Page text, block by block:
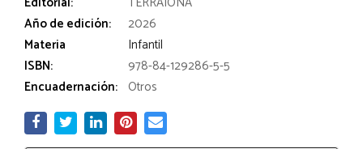
Año de edición:
2026
Materia
Infantil
ISBN:
978-84-129286-5-5
Encuadernación: Otros